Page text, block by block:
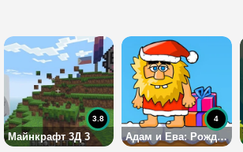
Майнкрафт 3Д 3
3.8
Адам и Ева: Рождество
4